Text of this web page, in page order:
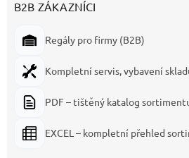
B2B ZÁKAZNÍCI
Regály pro firmy (B2B)
Kompletní servis, vybavení
PDF – tištěný katalog
EXCEL – kompletní přehled